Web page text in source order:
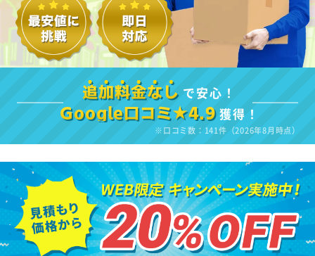
追加料金なし で安心！
Google口コミ★4.9 獲得！
※口コミ数：141件（2026年8月時点）